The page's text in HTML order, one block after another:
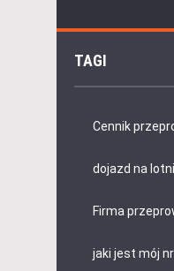
TAGI
Cennik
dojazd na
Firma
jaki jest mój nr